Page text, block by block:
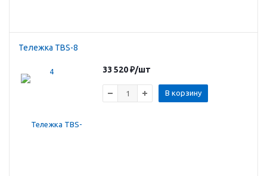
Тележка TBS-8
33 520₽/шт
В корзину